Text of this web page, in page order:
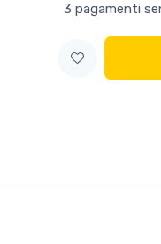
3 pagamenti